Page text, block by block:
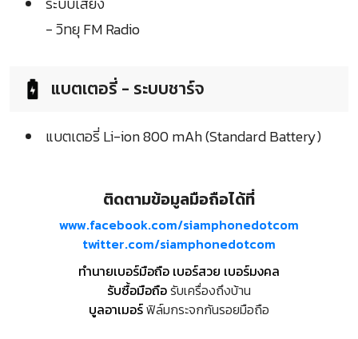
- วิทยุ FM Radio
แบตเตอรี่ - ระบบชาร์จ
แบตเตอรี่ Li-ion 800 mAh (Standard Battery)
ติดตามข้อมูลมือถือได้ที่
www.facebook.com/siamphonedotcom
twitter.com/siamphonedotcom
ทำนายเบอร์มือถือ เบอร์สวย เบอร์มงคล
รับซื้อมือถือรับเครื่องถึงบ้าน
บูลอาเมอร์ฟิล์มกระจกกันรอยมือถือ